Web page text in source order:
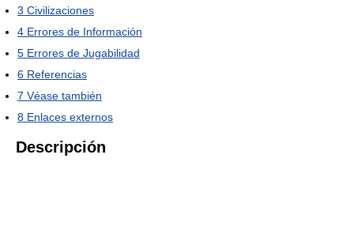
3 Civilizaciones
4 Errores de Información
5 Errores de Jugabilidad
6 Referencias
7 Véase también
8 Enlaces externos
Descripción